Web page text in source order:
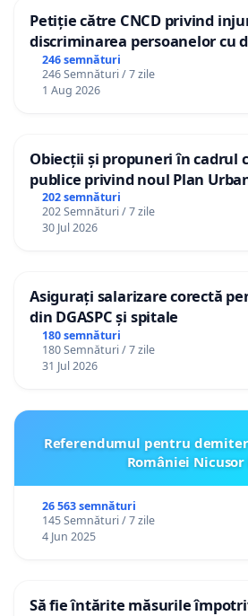
Petiție către CNCD privind
discriminarea persoanelor cu
către utilizatorul TikTok „Gorici”
246 semnături
246 Semnături / 7 zile
1 Aug 2026
Obiecții și propuneri în cadrul
publice privind noul Plan
(PUG) Ialoveni
202 semnături
202 Semnături / 7 zile
30 Jul 2026
Asigurați salarizare corectă
din DGASPC și spitale
180 semnături
180 Semnături / 7 zile
31 Jul 2026
Referendumul pentru
României Nicusor
26 563 semnături
145 Semnături / 7 zile
4 Jun 2025
Să fie întărite măsurile